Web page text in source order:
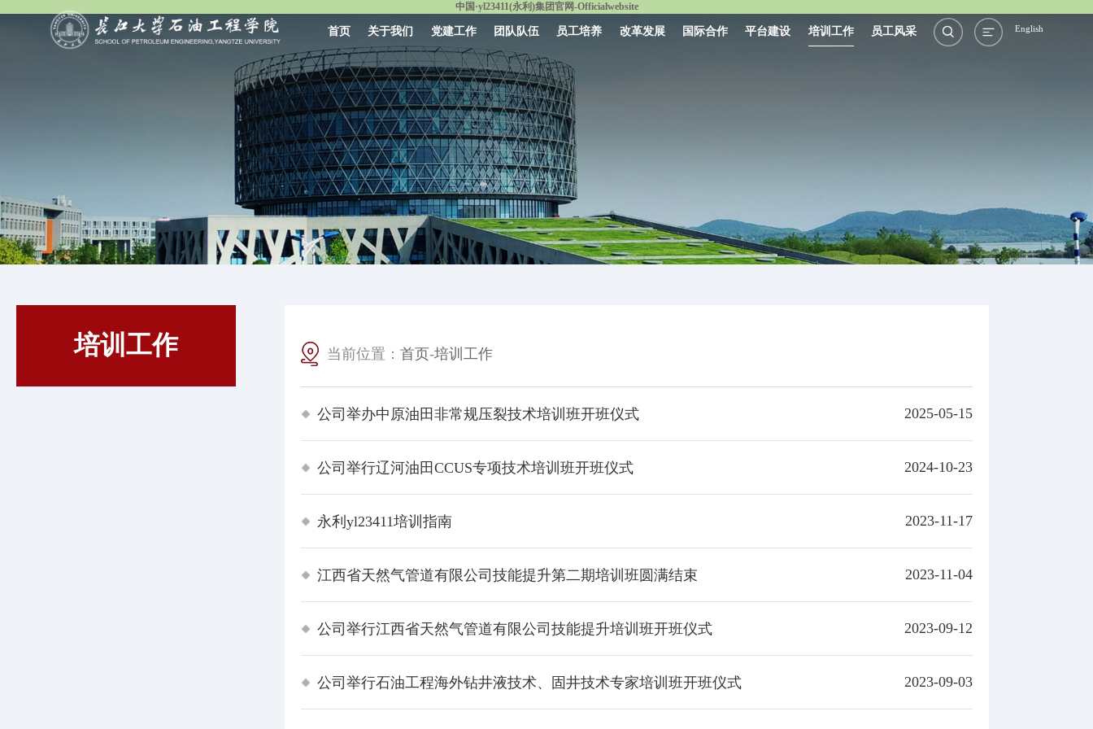
中国·yl23411(永利)集团官网-Officialwebsite
首页 关于我们 党建工作 团队队伍 员工培养 改革发展 国际合作 平台建设 培训工作 员工风采 English
培训工作 当前位置： 首页-培训工作
公司举办中原油田非常规压裂技术培训班开班仪式 2025-05-15
公司举行辽河油田CCUS专项技术培训班开班仪式 2024-10-23
永利yl23411培训指南 2023-11-17
江西省天然气管道有限公司技能提升第二期培训班圆满结束 2023-11-04
公司举行江西省天然气管道有限公司技能提升培训班开班仪式 2023-09-12
公司举行石油工程海外钻井液技术、固井技术专家培训班开班仪式 2023-09-03